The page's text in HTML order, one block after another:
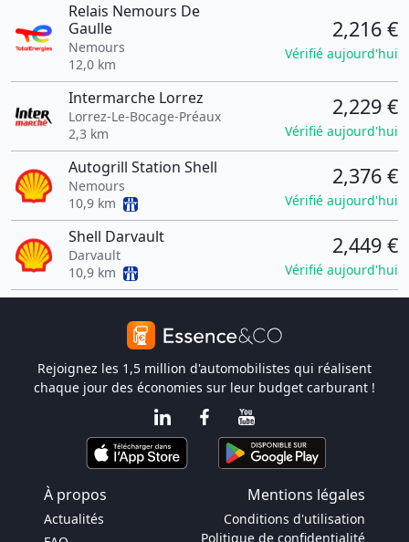
Relais Nemours De
Gaulle
Nemours
12,0 km
2,216 €
Vérifié aujourd'hui
Intermarche Lorrez
Lorrez-Le-Bocage-Préaux
2,3 km
2,229 €
Vérifié aujourd'hui
Autogrill Station Shell
Nemours
10,9 km
2,376 €
Vérifié aujourd'hui
Shell Darvault
Darvault
10,9 km
2,449 €
Vérifié aujourd'hui
Rejoignez les 1,5 million d'automobilistes qui réalisent
chaque jour des économies sur leur budget carburant !
À propos Mentions légales
Actualités
Conditions d'utilisation
Politique de confidentialité